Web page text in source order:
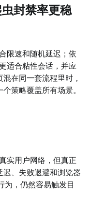
封禁率更稳
限速和随机延迟；依
适合粘性会话，并应
在同一套流程里时，
策略覆盖所有场景。
实用户网络，但真正
迟、失败退避和浏览器
为，仍然容易触发目